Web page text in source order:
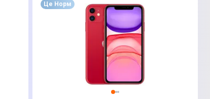
Це Норм